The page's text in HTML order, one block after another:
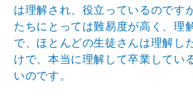
は理解され、役立っているのです
たちにとっては難易度が高く、理
で、ほとんどの生徒さんは理解し
けで、本当に理解して卒業してい
いのです。